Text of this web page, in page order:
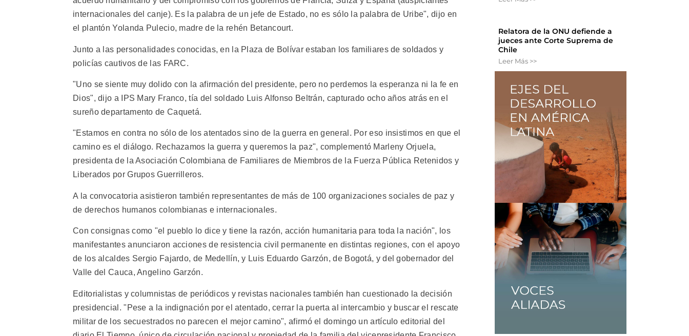
internacionales del canje). Es la palabra de un jefe de Estado, no es sólo la palabra de Uribe", dijo en
el plantón Yolanda Pulecio, madre de la rehén Betancourt.
Junto a las personalidades conocidas, en la Plaza de Bolívar estaban los familiares de soldados y
policías cautivos de las FARC.
"Uno se siente muy dolido con la afirmación del presidente, pero no perdemos la esperanza ni la fe en
Dios", dijo a IPS Mary Franco, tía del soldado Luis Alfonso Beltrán, capturado ocho años atrás en el
sureño departamento de Caquetá.
"Estamos en contra no sólo de los atentados sino de la guerra en general. Por eso insistimos en que el
camino es el diálogo. Rechazamos la guerra y queremos la paz", complementó Marleny Orjuela,
presidenta de la Asociación Colombiana de Familiares de Miembros de la Fuerza Pública Retenidos y
Liberados por Grupos Guerrilleros.
A la convocatoria asistieron también representantes de más de 100 organizaciones sociales de paz y
de derechos humanos colombianas e internacionales.
Con consignas como "el pueblo lo dice y tiene la razón, acción humanitaria para toda la nación", los
manifestantes anunciaron acciones de resistencia civil permanente en distintas regiones, con el apoyo
de los alcaldes Sergio Fajardo, de Medellín, y Luis Eduardo Garzón, de Bogotá, y del gobernador del
Valle del Cauca, Angelino Garzón.
Editorialistas y columnistas de periódicos y revistas nacionales también han cuestionado la decisión
presidencial. "Pese a la indignación por el atentado, cerrar la puerta al intercambio y buscar el rescate
militar de los secuestrados no parecen el mejor camino", afirmó el domingo un artículo editorial del
Relatora de la ONU defiende a
jueces ante Corte Suprema de
Chile
Leer Más >>